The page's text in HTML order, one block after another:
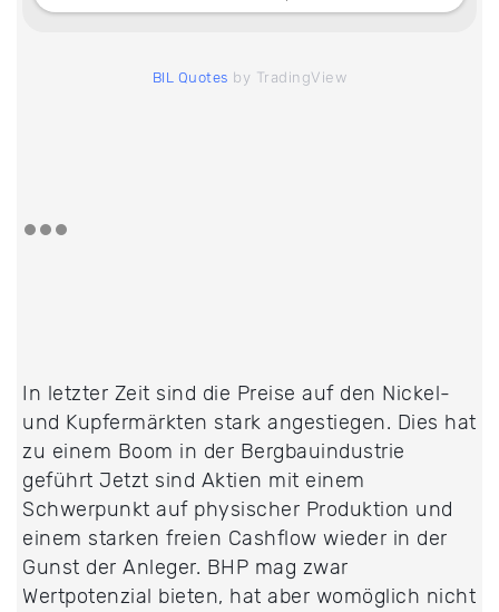
BIL Quotes by TradingView
In letzter Zeit sind die Preise auf den Nickel-
und Kupfermärkten stark angestiegen. Dies hat
zu einem Boom in der Bergbauindustrie
geführt Jetzt sind Aktien mit einem
Schwerpunkt auf physischer Produktion und
einem starken freien Cashflow wieder in der
Gunst der Anleger. BHP mag zwar
Wertpotenzial bieten, hat aber womöglich nicht